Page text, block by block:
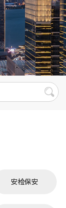
安检保安